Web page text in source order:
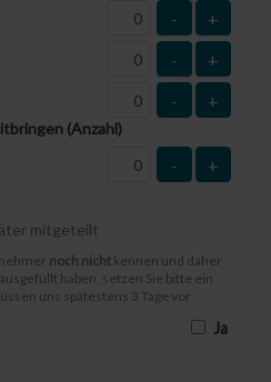
- +
- +
- +
(Anzahl)
- +
mitgeteilt
noch nicht kennen und daher
haben, setzen Sie bitte ein
uns spätestens 3 Tage vor
Ja